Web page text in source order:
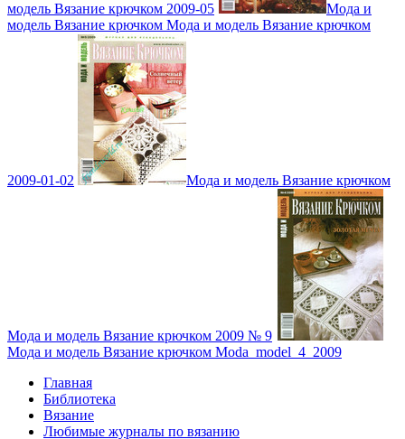
модель Вязание крючком 2009-05
Мода и
модель Вязание крючком Мода и модель Вязание крючком
2009-01-02 Мода и модель Вязание крючком
Мода и модель Вязание крючком 2009 № 9
Мода и модель Вязание крючком Moda_model_4_2009
Главная
Библиотека
Вязание
Любимые журналы по вязанию